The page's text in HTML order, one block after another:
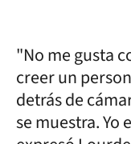
"No me gusta
creer un
detrás de
se muestra. Yo